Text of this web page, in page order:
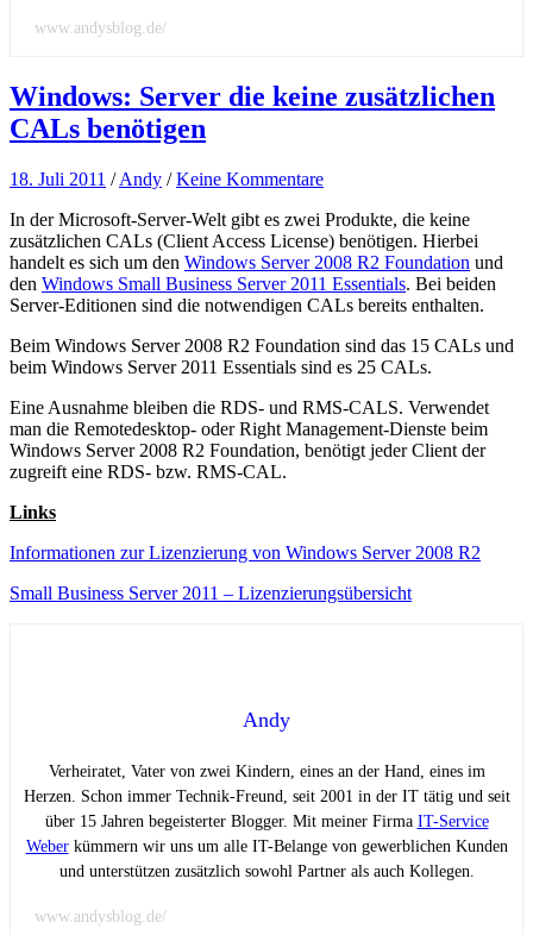
www.andysblog.de/
Windows: Server die keine zusätzlichen
CALs benötigen
18. Juli 2011 /Andy /Keine Kommentare
In der Microsoft-Server-Welt gibt es zwei Produkte, die keine
zusätzlichen CALs (Client Access License) benötigen. Hierbei
handelt es sich um den Windows Server 2008 R2 Foundation und
den Windows Small Business Server 2011 Essentials. Bei beiden
Server-Editionen sind die notwendigen CALs bereits enthalten.
Beim Windows Server 2008 R2 Foundation sind das 15 CALs und
beim Windows Server 2011 Essentials sind es 25 CALs.
Eine Ausnahme bleiben die RDS- und RMS-CALS. Verwendet
man die Remotedesktop- oder Right Management-Dienste beim
Windows Server 2008 R2 Foundation, benötigt jeder Client der
zugreift eine RDS- bzw. RMS-CAL.
Links
Informationen zur Lizenzierung von Windows Server 2008 R2
Small Business Server 2011 – Lizenzierungsübersicht
Andy
Verheiratet, Vater von zwei Kindern, eines an der Hand, eines im
Herzen. Schon immer Technik-Freund, seit 2001 in der IT tätig und seit
über 15 Jahren begeisterter Blogger. Mit meiner Firma IT-Service
Weberkümmern wir uns um alle IT-Belange von gewerblichen Kunden
und unterstützen zusätzlich sowohl Partner als auch Kollegen.
www.andysblog.de/